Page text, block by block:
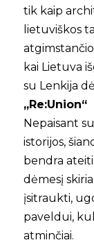
tik kaip
lietuviškos
kai Lietuva
su Lenkija
„Re:Union“
Nepaisant
istorijos,
bendra
dėmesį
įsitraukti,
paveldui,
atminčiai.